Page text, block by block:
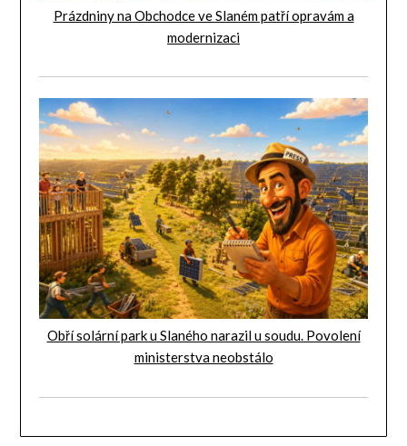
Prázdniny na Obchodce ve Slaném patří opravám a
modernizaci
Obří solární park u Slaného narazil u soudu. Povolení
ministerstva neobstálo